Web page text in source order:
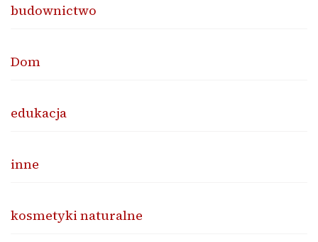
budownictwo
Dom
edukacja
inne
kosmetyki naturalne